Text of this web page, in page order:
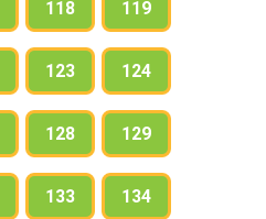
118 119
123 124
128 129
133 134